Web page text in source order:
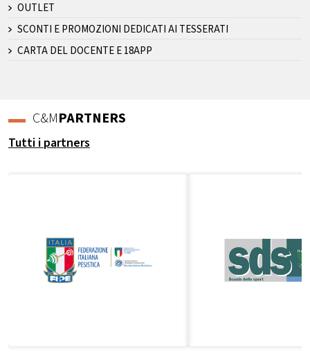
OUTLET
SCONTI E PROMOZIONI DEDICATI AI TESSERATI
CARTA DEL DOCENTE E 18APP
C&MPARTNERS
Tutti i partners